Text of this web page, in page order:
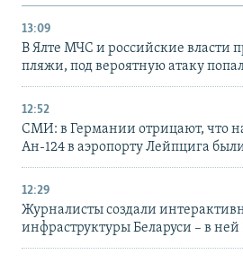
13:09
В Ялте МЧС и российские власти
пляжи, под вероятную атаку
12:52
СМИ: в Германии отрицают, что
Ан-124 в аэропорту Лейпцига
12:29
Журналисты создали
инфраструктуры Беларуси – в ней